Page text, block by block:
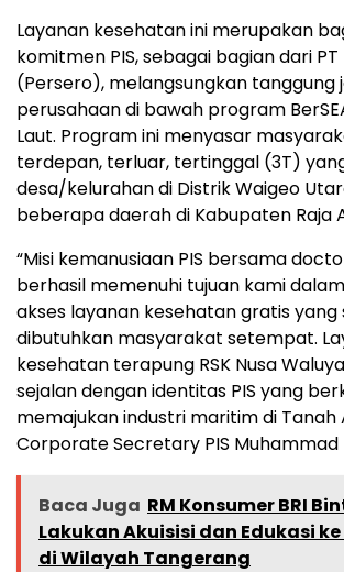
Layanan kesehatan ini merupakan
komitmen PIS, sebagai bagian dari
(Persero), melangsungkan tanggung
perusahaan di bawah program
Laut. Program ini menyasar
terdepan, terluar, tertinggal (3T)
desa/kelurahan di Distrik Waigeo
beberapa daerah di Kabupaten Raja
“Misi kemanusiaan PIS bersama
berhasil memenuhi tujuan kami
akses layanan kesehatan gratis yang
dibutuhkan masyarakat setempat.
kesehatan terapung RSK Nusa
sejalan dengan identitas PIS yang
memajukan industri maritim di Tanah
Corporate Secretary PIS Muhammad
Baca Juga RM Konsumer BRI
Lakukan Akuisisi dan Edukasi
di Wilayah Tangerang